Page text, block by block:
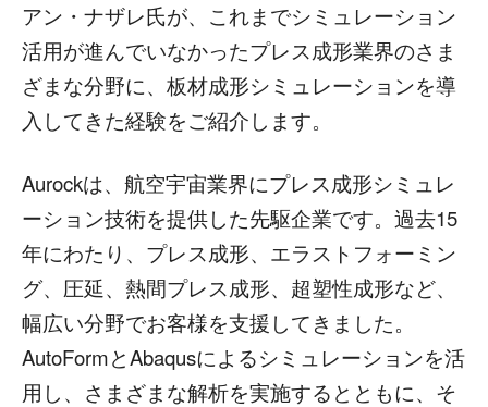
アン・ナザレ氏が、これまでシミュレーション
活用が進んでいなかったプレス成形業界のさま
ざまな分野に、板材成形シミュレーションを導
入してきた経験をご紹介します。
Aurockは、航空宇宙業界にプレス成形シミュレ
ーション技術を提供した先駆企業です。過去15
年にわたり、プレス成形、エラストフォーミン
グ、圧延、熱間プレス成形、超塑性成形など、
幅広い分野でお客様を支援してきました。
AutoFormとAbaqusによるシミュレーションを活
用し、さまざまな解析を実施するとともに、そ